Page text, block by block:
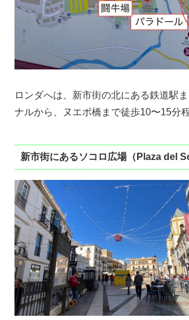
ロンダへは、新市街の北にある鉄道駅
ナルから、ヌエボ橋まで徒歩10〜15分程
新市街にあるソコロ広場（Plaza del